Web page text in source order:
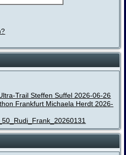
Trail Steffen Suffel 2026-06-26
Frankfurt Michaela Herdt 2026-